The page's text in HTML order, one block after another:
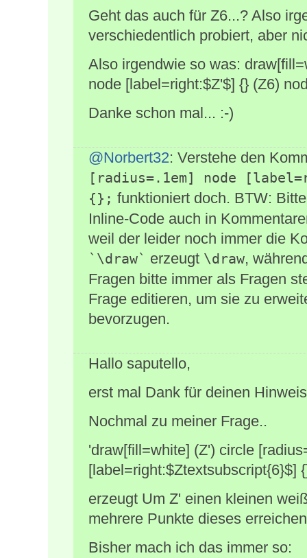
Geht das auch für Z6...? Also
verschiedentlich probiert, aber
Also irgendwie so was:
node [label=right:$Z'$] {} (Z6)
Danke schon mal... :-)
@Norbert32: Verstehe den
[radius=.1em] node
{}; funktioniert doch. BTW:
Inline-Code auch in
weil der leider noch immer die
`\draw` erzeugt \draw,
Fragen bitte immer als Fragen
Frage editieren, um sie zu
bevorzugen.
Hallo saputello,
erst mal Dank für deinen
Nochmal zu meiner Frage..
'draw[fill=white] (Z') circle
[label=right:$Ztextsubscript{6}$]
erzeugt Um Z' einen kleinen
mehrere Punkte dieses
Bisher mach ich das immer so: